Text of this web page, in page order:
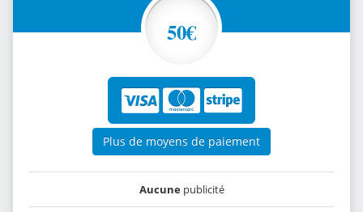
50€
Plus de moyens de paiement
Aucunepublicité